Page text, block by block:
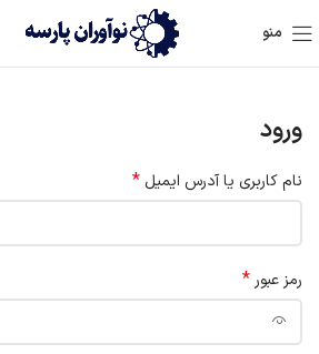
منو
ورود
نام کاربری یا آدرس ایمیل *
رمز عبور *